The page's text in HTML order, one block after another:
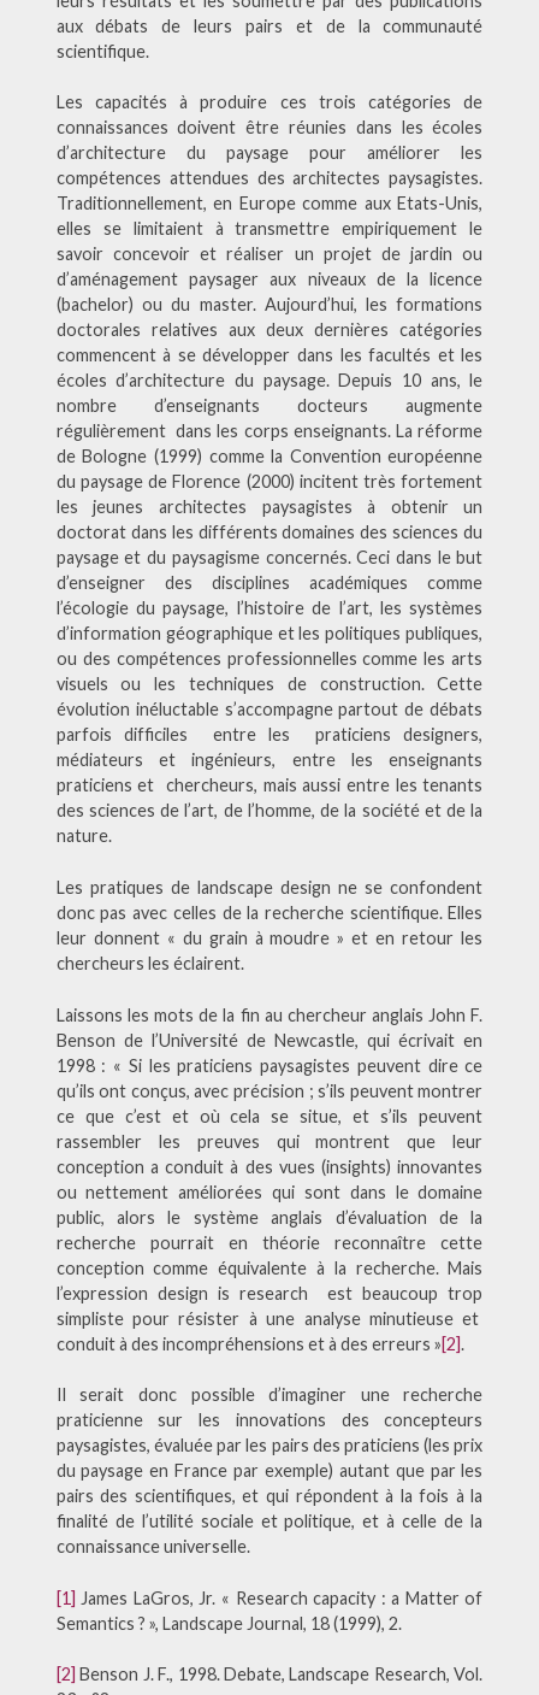
aux débats de leurs pairs et de la communauté
scientifique.
Les capacités à produire ces trois catégories de
connaissances doivent être réunies dans les écoles
d’architecture du paysage pour améliorer les
compétences attendues des architectes paysagistes.
Traditionnellement, en Europe comme aux Etats-Unis,
elles se limitaient à transmettre empiriquement le
savoir concevoir et réaliser un projet de jardin ou
d’aménagement paysager aux niveaux de la licence
(bachelor) ou du master. Aujourd’hui, les formations
doctorales relatives aux deux dernières catégories
commencent à se développer dans les facultés et les
écoles d’architecture du paysage. Depuis 10 ans, le
nombre d’enseignants docteurs augmente
régulièrement dans les corps enseignants. La réforme
de Bologne (1999) comme la Convention européenne
du paysage de Florence (2000) incitent très fortement
les jeunes architectes paysagistes à obtenir un
doctorat dans les différents domaines des sciences du
paysage et du paysagisme concernés. Ceci dans le but
d’enseigner des disciplines académiques comme
l’écologie du paysage, l’histoire de l’art, les systèmes
d’information géographique et les politiques publiques,
ou des compétences professionnelles comme les arts
visuels ou les techniques de construction. Cette
évolution inéluctable s’accompagne partout de débats
parfois difficiles entre les praticiens designers,
médiateurs et ingénieurs, entre les enseignants
praticiens et chercheurs, mais aussi entre les tenants
des sciences de l’art, de l’homme, de la société et de la
nature.
Les pratiques de landscape design ne se confondent
donc pas avec celles de la recherche scientifique. Elles
leur donnent « du grain à moudre » et en retour les
chercheurs les éclairent.
Laissons les mots de la fin au chercheur anglais John F.
Benson de l’Université de Newcastle, qui écrivait en
1998 : « Si les praticiens paysagistes peuvent dire ce
qu’ils ont conçus, avec précision ; s’ils peuvent montrer
ce que c’est et où cela se situe, et s’ils peuvent
rassembler les preuves qui montrent que leur
conception a conduit à des vues (insights) innovantes
ou nettement améliorées qui sont dans le domaine
public, alors le système anglais d’évaluation de la
recherche pourrait en théorie reconnaître cette
conception comme équivalente à la recherche. Mais
l’expression design is research est beaucoup trop
simpliste pour résister à une analyse minutieuse et
conduit à des incompréhensions et à des erreurs »[2].
Il serait donc possible d’imaginer une recherche
praticienne sur les innovations des concepteurs
paysagistes, évaluée par les pairs des praticiens (les prix
du paysage en France par exemple) autant que par les
pairs des scientifiques, et qui répondent à la fois à la
finalité de l’utilité sociale et politique, et à celle de la
connaissance universelle.
[1] James LaGros, Jr. « Research capacity : a Matter of
Semantics ? », Landscape Journal, 18 (1999), 2.
[2] Benson J. F., 1998. Debate, Landscape Research, Vol.